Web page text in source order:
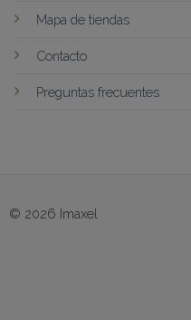
Mapa de tiendas
Contacto
Preguntas frecuentes
© 2026 Imaxel